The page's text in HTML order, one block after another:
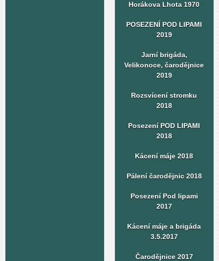
Horákova Lhota 1970
POSEZENÍ POD LIPAMI
2019
Jarní brigáda,
Velikonoce, čarodějnice
2019
Rozsvícení stromku
2018
Posezení POD LIPAMI
2018
Kácení máje 2018
Pálení čarodějnic 2018
Posezení Pod lipami
2017
Kácení máje a brigáda
3.5.2017
Čarodějnice 2017